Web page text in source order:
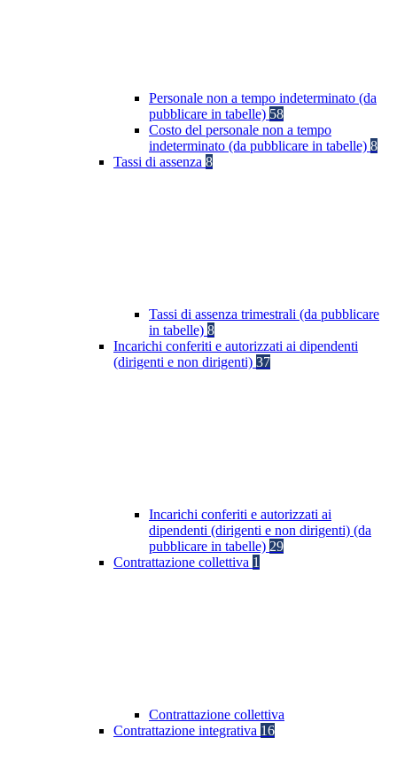
Personale non a tempo indeterminato (da
pubblicare in tabelle) 58
Costo del personale non a tempo
indeterminato (da pubblicare in tabelle) 8
Tassi di assenza 8
Tassi di assenza trimestrali (da pubblicare
in tabelle) 8
Incarichi conferiti e autorizzati ai dipendenti
(dirigenti e non dirigenti) 37
Incarichi conferiti e autorizzati ai
dipendenti (dirigenti e non dirigenti) (da
pubblicare in tabelle) 29
Contrattazione collettiva 1
Contrattazione collettiva
Contrattazione integrativa 16